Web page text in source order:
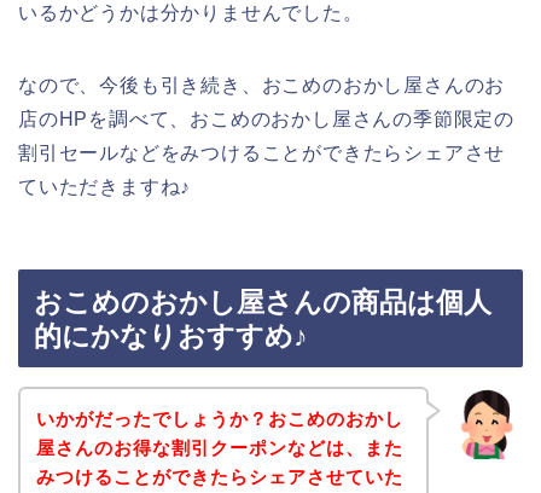
いるかどうかは分かりませんでした。
なので、今後も引き続き、おこめのおかし屋さんのお
店のHPを調べて、おこめのおかし屋さんの季節限定の
割引セールなどをみつけることができたらシェアさせ
ていただきますね♪
おこめのおかし屋さんの商品は個人
的にかなりおすすめ♪
いかがだったでしょうか？おこめのおかし
屋さんのお得な割引クーポンなどは、また
みつけることができたらシェアさせていた